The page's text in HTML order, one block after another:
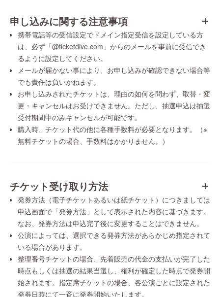
申し込みに関する注意事項
携帯電話等の受信設定でドメイン指定受信を設定している方
は、必ず「@ticketdive.com」からのメールを事前に受信でき
るように設定してください。
メールが届かない事により、お申し込みが確認できない場合等
でも責任は負いかねます。
お申し込みされたチケットは、理由の如何を問わず、取替・変
更・キャンセルはお受けできません。ただし、抽選申込は抽選
受付期間中のみキャンセルが可能です。
購入時、チケット代の他に各種手数料が必要となります。（※
無料チケットの場合、手数料はかかりません。）
チケット受け取り方法
発券方法（電子チケットあるいは紙チケット）につきましては
申込画面で「発券方法」として表示された内容に基づきます。
なお、発券方法は申込完了後に変更することはできません。
公演によっては、選択できる発券方法があらかじめ指定されて
いる場合があります。
整理番号チケットの場合、先着販売の代金の支払いが完了した
時点もしくは抽選の結果当選し、権利が確定した時点で発券開
始されます。指定席チケットの場合、各公演ごとに設定された
発券日時にて一斉に発券開始いたします。